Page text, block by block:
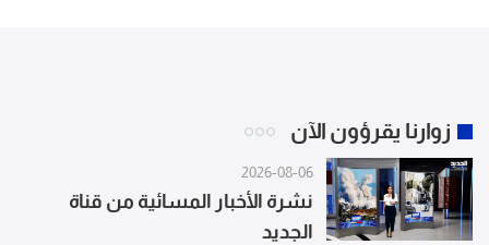
زوارنا يقرؤون الآن
2026-08-06
نشرة الأخبار المسائية من قناة
الجديد